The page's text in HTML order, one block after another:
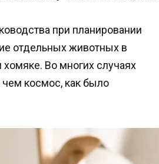
при планировании
отдельных животных в
Во многих случаях
космос, как было